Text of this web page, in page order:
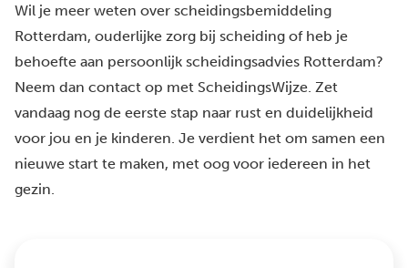
Wil je meer weten over scheidingsbemiddeling
Rotterdam, ouderlijke zorg bij scheiding of heb je
behoefte aan persoonlijk scheidingsadvies Rotterdam?
Neem dan contact op met ScheidingsWijze. Zet
vandaag nog de eerste stap naar rust en duidelijkheid
voor jou en je kinderen. Je verdient het om samen een
nieuwe start te maken, met oog voor iedereen in het
gezin.